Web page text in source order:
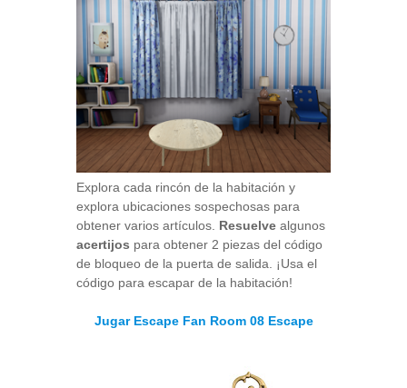
Explora cada rincón de la habitación y
explora ubicaciones sospechosas para
obtener varios artículos. Resuelve algunos
acertijos para obtener 2 piezas del código
de bloqueo de la puerta de salida. ¡Usa el
código para escapar de la habitación!
Jugar Escape Fan Room 08 Escape